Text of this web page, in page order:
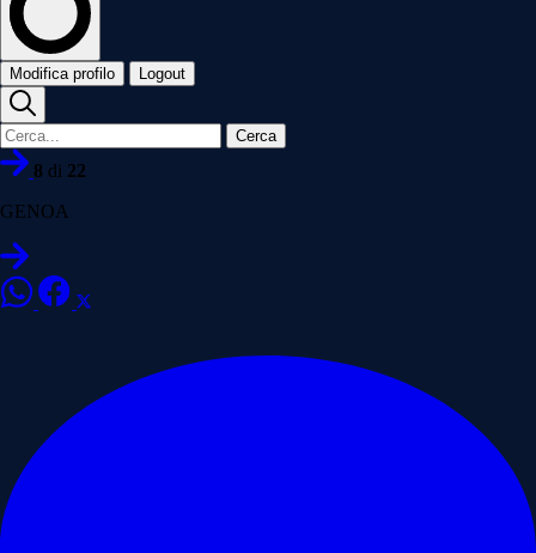
Modifica profilo Logout
Cerca
8 di 22
GENOA